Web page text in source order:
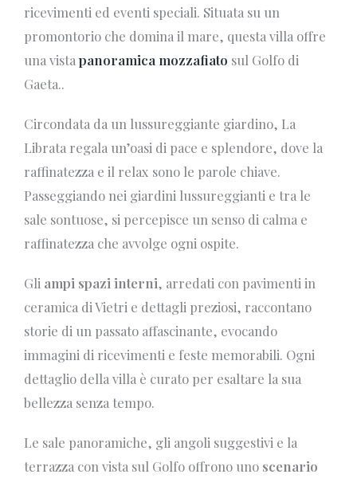
ricevimenti ed eventi speciali. Situata su un
promontorio che domina il mare, questa villa offre
una vistapanoramica mozzafiato sul Golfo di
Gaeta..
Circondata da un lussureggiante giardino, La
Librata regala un’oasi di pace e splendore, dove la
raffinatezza e il relax sono le parole chiave.
Passeggiando nei giardini lussureggianti e tra le
sale sontuose, si percepisce un senso di calma e
raffinatezza che avvolge ogni ospite.
Gli ampi spazi interni, arredati con pavimenti in
ceramica di Vietri e dettagli preziosi, raccontano
storie di un passato affascinante, evocando
immagini di ricevimenti e feste memorabili. Ogni
dettaglio della villa è curato per esaltare la sua
bellezza senza tempo.
Le sale panoramiche, gli angoli suggestivi e la
terrazza con vista sul Golfo offrono uno scenario